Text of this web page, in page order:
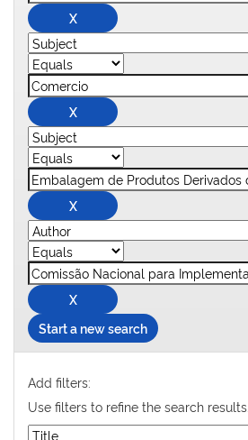
Start a new search
Add filters:
Use filters to refine the search results.